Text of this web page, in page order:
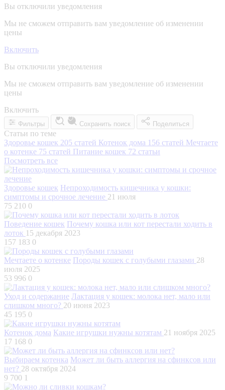
Вы отключили уведомления
Мы не сможем отправить вам уведомление об изменении
цены
Включить
Вы отключили уведомления
Мы не сможем отправить вам уведомление об изменении
цены
Включить
Фильтры Сохранить поиск Поделиться
Статьи по теме
Здоровье кошек 205 статей Котенок дома 156 статей Мечтаете
о котенке 75 статей Питание кошек 72 статьи
Посмотреть все
Здоровье кошек Непроходимость кишечника у кошки:
симптомы и срочное лечение 21 июля
75 210 0
Поведение кошек Почему кошка или кот перестали ходить в
лоток 15 декабря 2023
157 183 0
Мечтаете о котенке Породы кошек с голубыми глазами 28
июля 2025
53 996 0
Уход и содержание Лактация у кошек: молока нет, мало или
слишком много? 20 июня 2023
45 195 0
Котенок дома Какие игрушки нужны котятам 21 ноября 2025
17 168 0
Выбираем котенка Может ли быть аллергия на сфинксов или
нет? 28 октября 2024
9 700 1